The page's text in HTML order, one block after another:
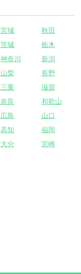
宮城
秋田
茨城
栃木
神奈川
新潟
山梨
長野
三重
滋賀
奈良
和歌山
広島
山口
高知
福岡
大分
宮崎